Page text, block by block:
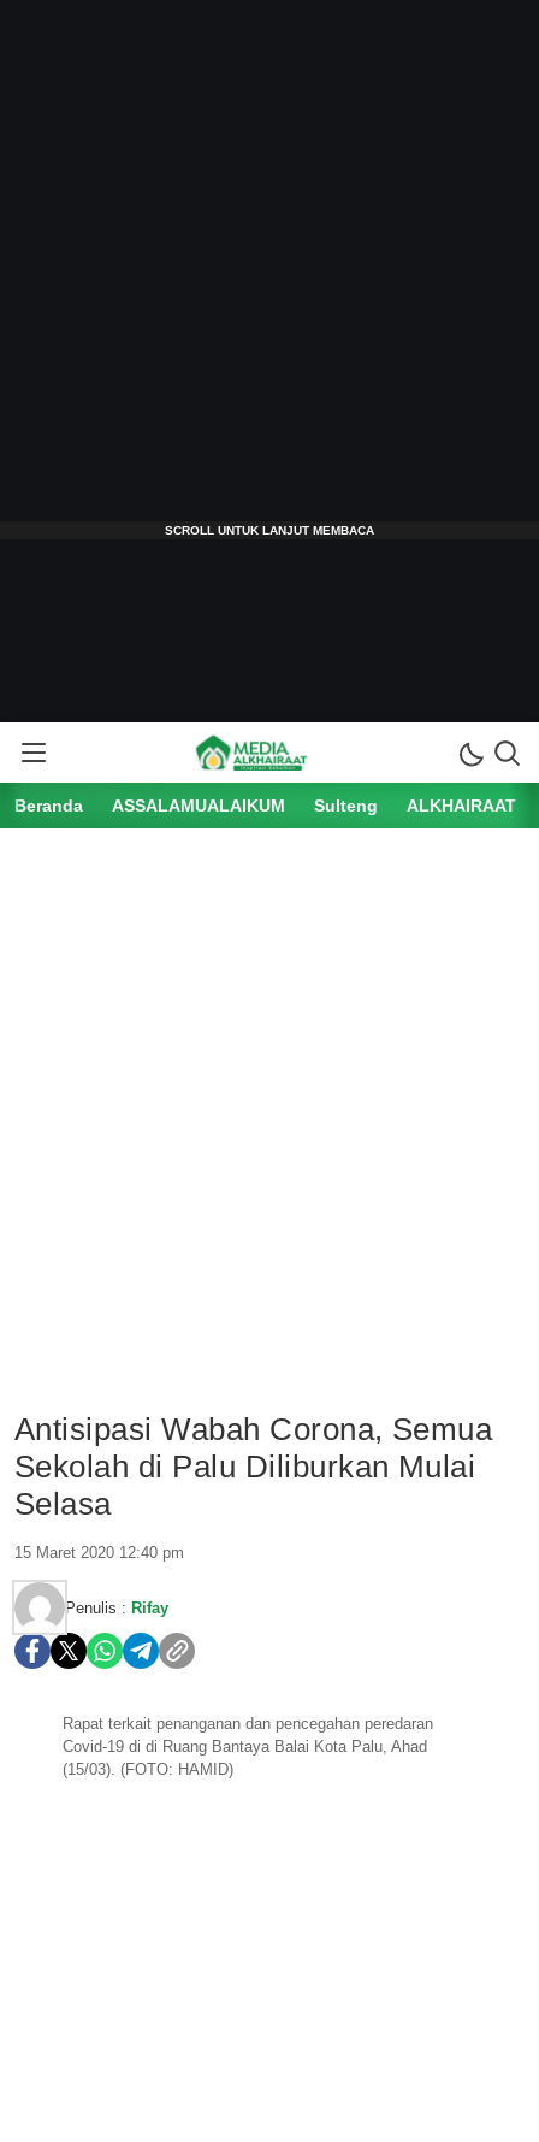
Beranda ASSALAMUALAIKUM Sulteng ALKHAIRAAT
Antisipasi Wabah Corona, Semua
Sekolah di Palu Diliburkan Mulai
Selasa
15 Maret 2020 12:40 pm
Penulis : Rifay
Rapat terkait penanganan dan pencegahan peredaran
Covid-19 di di Ruang Bantaya Balai Kota Palu, Ahad
(15/03). (FOTO: HAMID)